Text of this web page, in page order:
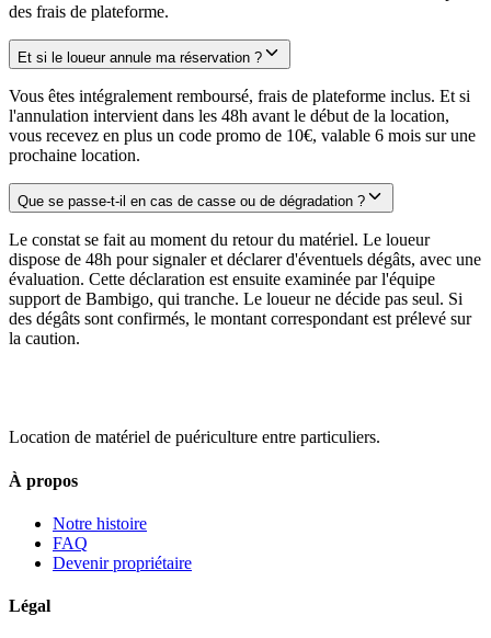
des frais de plateforme.
Et si le loueur annule ma réservation ?
Vous êtes intégralement remboursé, frais de plateforme inclus. Et si
l'annulation intervient dans les 48h avant le début de la location,
vous recevez en plus un code promo de 10€, valable 6 mois sur une
prochaine location.
Que se passe-t-il en cas de casse ou de dégradation ?
Le constat se fait au moment du retour du matériel. Le loueur
dispose de 48h pour signaler et déclarer d'éventuels dégâts, avec une
évaluation. Cette déclaration est ensuite examinée par l'équipe
support de Bambigo, qui tranche. Le loueur ne décide pas seul. Si
des dégâts sont confirmés, le montant correspondant est prélevé sur
la caution.
Location de matériel de puériculture entre particuliers.
À propos
Notre histoire
FAQ
Devenir propriétaire
Légal